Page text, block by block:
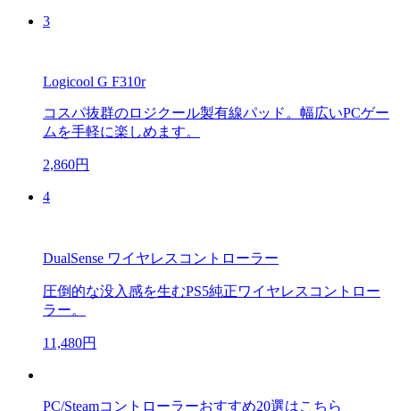
3
Logicool G F310r
コスパ抜群のロジクール製有線パッド。幅広いPCゲー
ムを手軽に楽しめます。
2,860円
4
DualSense ワイヤレスコントローラー
圧倒的な没入感を生むPS5純正ワイヤレスコントロー
ラー。
11,480円
PC/Steamコントローラーおすすめ20選はこちら